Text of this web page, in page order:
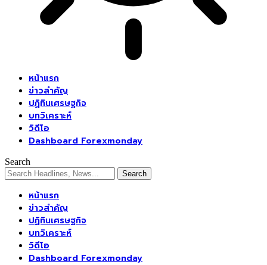
หน้าแรก
ข่าวสำคัญ
ปฏิทินเศรษฐกิจ
บทวิเคราะห์
วิดีโอ
Dashboard Forexmonday
Search
หน้าแรก
ข่าวสำคัญ
ปฏิทินเศรษฐกิจ
บทวิเคราะห์
วิดีโอ
Dashboard Forexmonday